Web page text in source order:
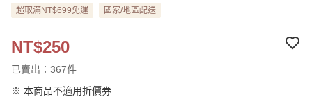
超取滿NT$699免運 國家/地區配送
NT$250
已賣出：367件
※ 本商品不適用折價券